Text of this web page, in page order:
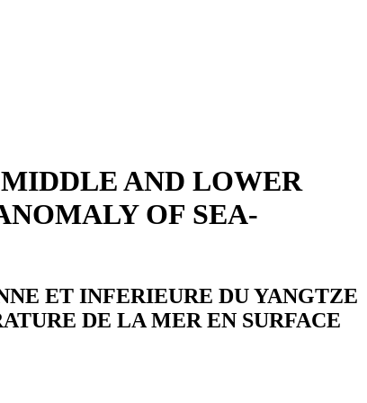
AND LOWER
OF SEA-
ET INFERIEURE DU YANGTZE
DE LA MER EN SURFACE